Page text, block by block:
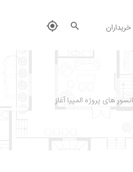
های پروژه المپیا آغاز